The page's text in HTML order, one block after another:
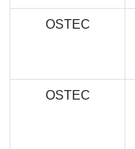
OSTEC
OSTEC